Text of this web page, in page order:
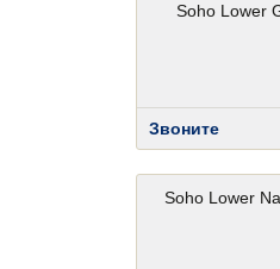
Soho Lower
Звоните
Soho Lower